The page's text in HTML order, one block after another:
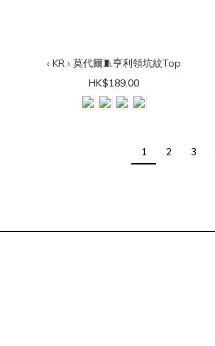
‹ KR › 莫代爾🧵亨利領坑紋Top
HK$189.00
1 2 3